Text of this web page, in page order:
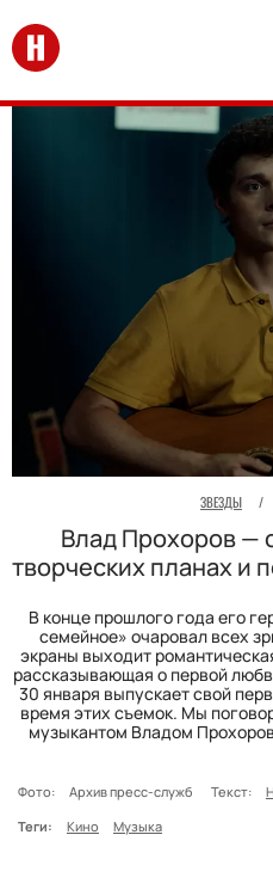
Перейти на главную
ЗВЕЗДЫ /
Влад Прохоров —
творческих планах и
В конце прошлого года его
семейное» очаровал всех
экраны выходит
рассказывающая о первой
30 января выпускает свой
время этих съемок. Мы
музыкантом Владом
Фото: Архив пресс-служб Текст:
Теги:
Кино Музыка